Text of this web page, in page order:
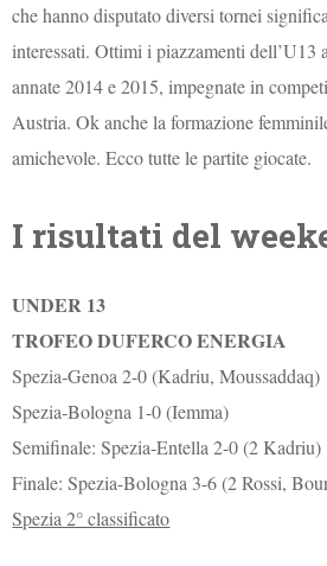
che hanno disputato diversi tornei
interessati. Ottimi i piazzamenti dell’U13
annate 2014 e 2015, impegnate in
Austria. Ok anche la formazione
amichevole. Ecco tutte le partite giocate.
I risultati del
UNDER 13
TROFEO DUFERCO ENERGIA
Spezia-Genoa 2-0 (Kadriu, Moussaddaq)
Spezia-Bologna 1-0 (Iemma)
Semifinale: Spezia-Entella 2-0 (2 Kadriu)
Finale: Spezia-Bologna 3-6 (2 Rossi,
Spezia 2° classificato